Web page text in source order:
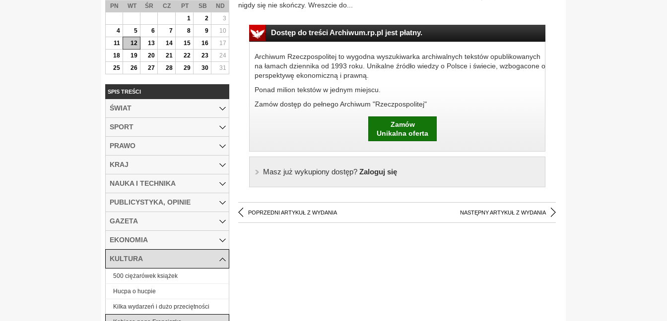
nigdy się nie skończy. Wreszcie do...
Dostęp do treści Archiwum.rp.pl jest płatny.
Archiwum Rzeczpospolitej to wygodna wyszukiwarka archiwalnych tekstów opublikowanych
na łamach dziennika od 1993 roku. Unikalne źródło wiedzy o Polsce i świecie, wzbogacone o
perspektywę ekonomiczną i prawną.
Ponad milion tekstów w jednym miejscu.
Zamów dostęp do pełnego Archiwum "Rzeczpospolitej"
Zamów
Unikalna oferta
Masz już wykupiony dostęp?Zaloguj się
POPRZEDNI ARTYKUŁ Z WYDANIA NASTĘPNY ARTYKUŁ Z WYDANIA
PN WT ŚR CZ PT SB
ND
1
2
3
4
5 6 7 8 9
10
11
12 13 14 15 16
17
18
19 20 21 22 23
24
25
26 27 28 29 30 31
SPIS TREŚCI
ŚWIAT
SPORT
PRAWO
KRAJ
NAUKA I TECHNIKA
PUBLICYSTYKA, OPINIE
GAZETA
EKONOMIA
KULTURA
500 ciężarówek książek
Hucpa o hucpie
Kilka wydarzeń i dużo przeciętności